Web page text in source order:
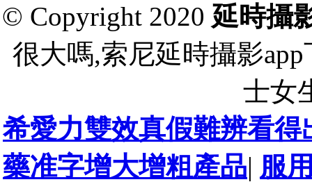
© Copyright 2020 延時攝
很大嗎,索尼延時攝影
士女
希愛力雙效真假難辨看得
藥准字增大增粗產品| 服